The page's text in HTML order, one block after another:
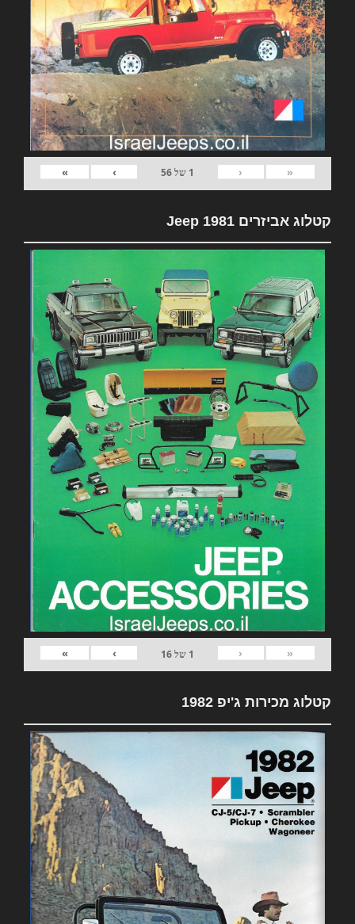
«
‹
1 של56
›
»
קטלוג אביזרים 1981 Jeep
«
‹
1 של16
›
»
קטלוג מכירות ג'יפ 1982